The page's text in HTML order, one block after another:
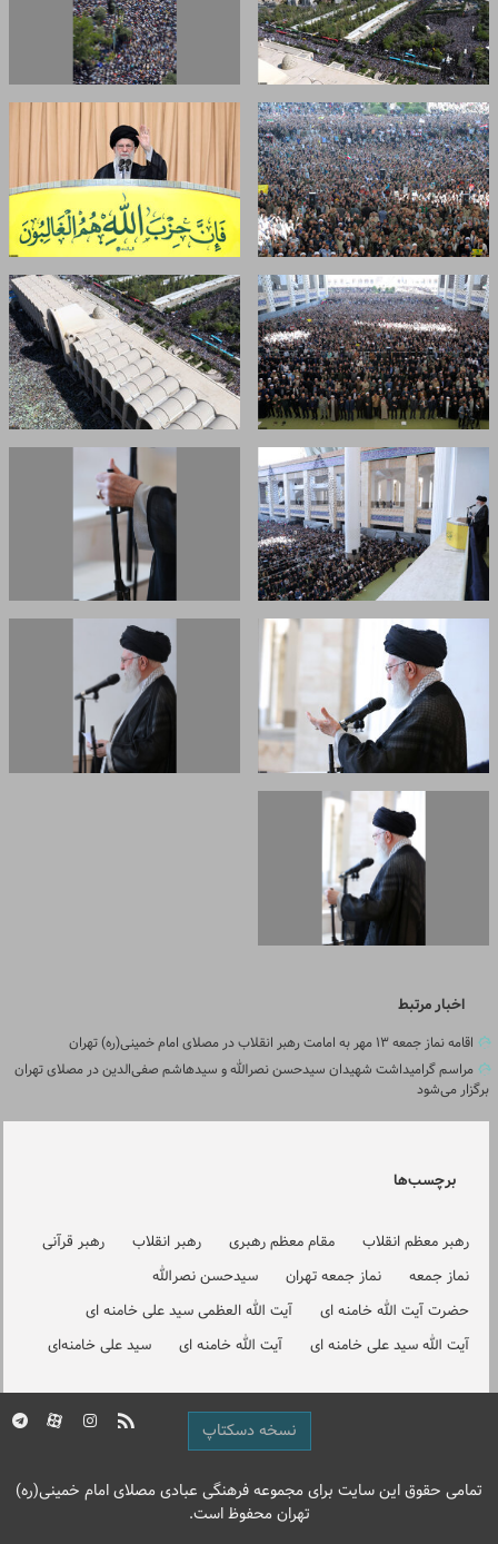
اخبار مرتبط
اقامه نماز جمعه ۱۳ مهر به امامت رهبر انقلاب در مصلای امام خمینی(ره) تهران
مراسم گرامیداشت شهیدان سیدحسن نصرالله و سیدهاشم صفی‌الدین در مصلای تهران
برگزار می‌شود
برچسب‌ها
رهبر معظم انقلاب مقام معظم رهبری رهبر انقلاب
رهبر قرآنی
نماز جمعه
نماز جمعه تهران
سیدحسن نصرالله
حضرت آیت الله خامنه ای
آیت الله العظمی سید علی خامنه ای
آیت الله سید علی خامنه ای
آیت الله خامنه ای سید علی خامنه‌ای
نسخه دسکتاپ
تمامی حقوق این سایت برای مجموعه فرهنگی عبادی مصلای امام خمینی(ره)
تهران محفوظ است.